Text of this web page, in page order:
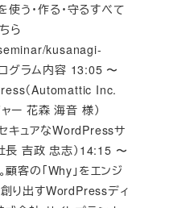
う・作る・守るすべて
ら
kusanagi-
ラム内容 13:05 〜
（Automattic Inc.
ー 花森 海音 様）
キュアなWordPressサ
長 吉政 忠志）14:15 〜
顧客の「Why」をエンジ
り出すWordPressディ